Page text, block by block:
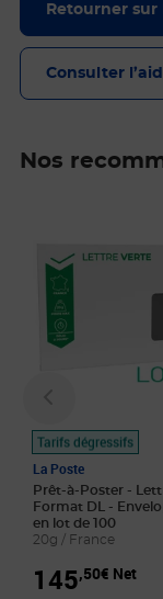
Retourner
Consulter
Nos
Tarifs dégressifs
La Poste
Prêt-à-Poster -
Format DL -
en lot de 100
20g / France
145,50€ Net